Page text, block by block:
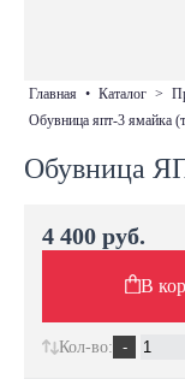
главная • каталог >
обувница япт-3 ямайка
Обувница
4 400 руб.
В
Кол-во: